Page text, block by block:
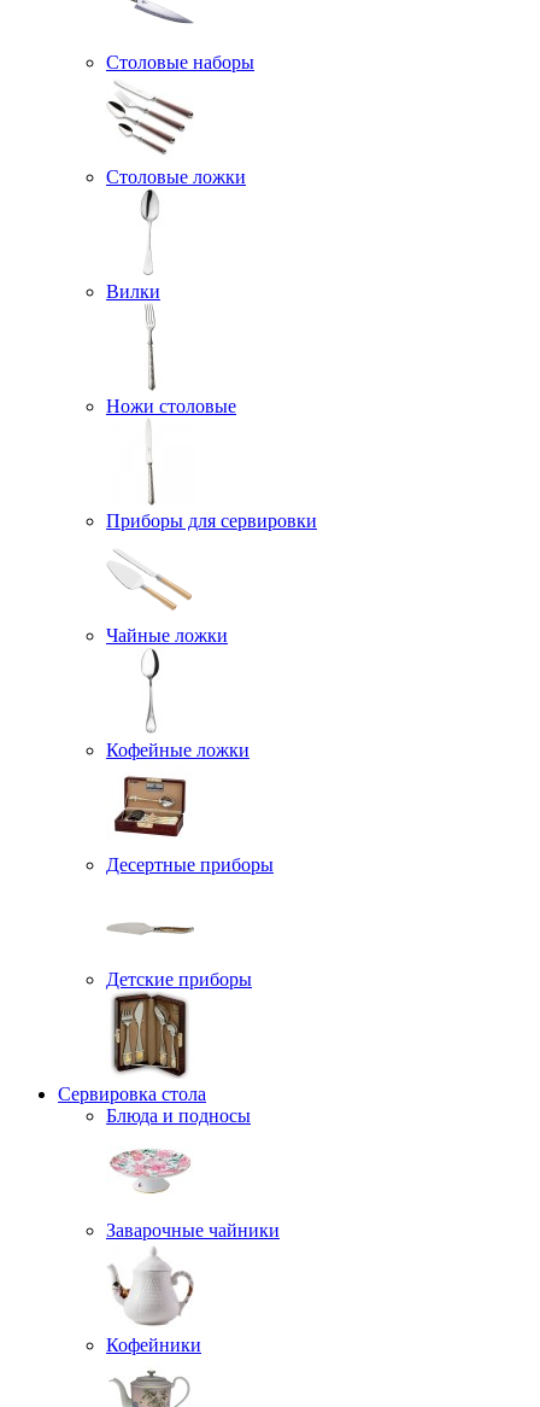
Столовые наборы
Столовые ложки
Вилки
Ножи столовые
Приборы для сервировки
Чайные ложки
Кофейные ложки
Десертные приборы
Детские приборы
Сервировка стола
Блюда и подносы
Заварочные чайники
Кофейники